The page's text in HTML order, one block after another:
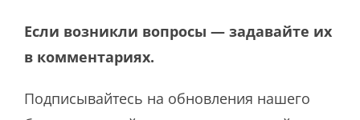
Если возникли вопросы — задавайте их
в комментариях.
Подписывайтесь на обновления нашего